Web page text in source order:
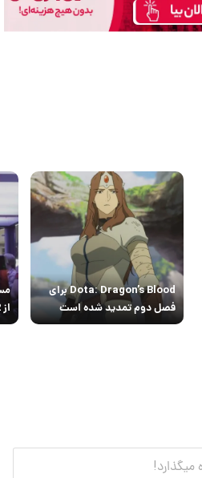
Dota: Dragon’s Blood برای
فصل دوم تمدید شده است
از Dota 2 به نتفلیکس آمد